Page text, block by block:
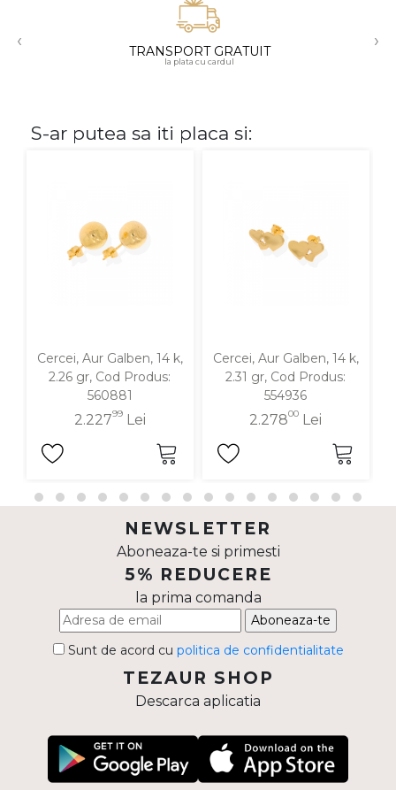
18K
‹ TRANSPORT GRATUIT
la plata cu cardul
›
S-ar putea sa iti placa si:
Cercei, Aur Galben, 14 k,
2.26 gr, Cod Produs:
560881
2.22799Lei
Cercei, Aur Galben, 14 k,
2.31 gr, Cod Produs:
554936
2.27800 Lei
NEWSLETTER
Aboneaza-te si primesti
5% REDUCERE
la prima comanda
Aboneaza-te
Sunt de acord cu politica de confidentialitate
TEZAUR SHOP
Descarca aplicatia